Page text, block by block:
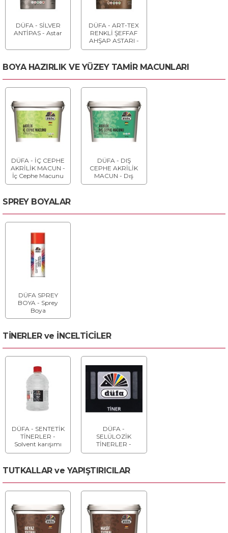
DÜFA - SİLVER
ANTİPAS - Astar
DÜFA - ART-TEX
RENKLİ ŞEFFAF
AHŞAP ASTARI -
Ahşap Astarı
BOYA HAZIRLIK VE YÜZEY TAMİR MACUNLARI
DÜFA - İÇ CEPHE
AKRİLİK MACUN -
İç Cephe Macunu
DÜFA - DIŞ
CEPHE AKRİLİK
MACUN - Dış
Cephe Macunu
SPREY BOYALAR
DÜFA SPREY
BOYA - Sprey
Boya
TİNERLER ve İNCELTİCİLER
DÜFA - SENTETİK
TİNERLER -
Solvent karışımı
DÜFA -
SELÜLOZİK
TİNERLER -
Çözücü karışımı
TUTKALLAR ve YAPIŞTIRICILAR